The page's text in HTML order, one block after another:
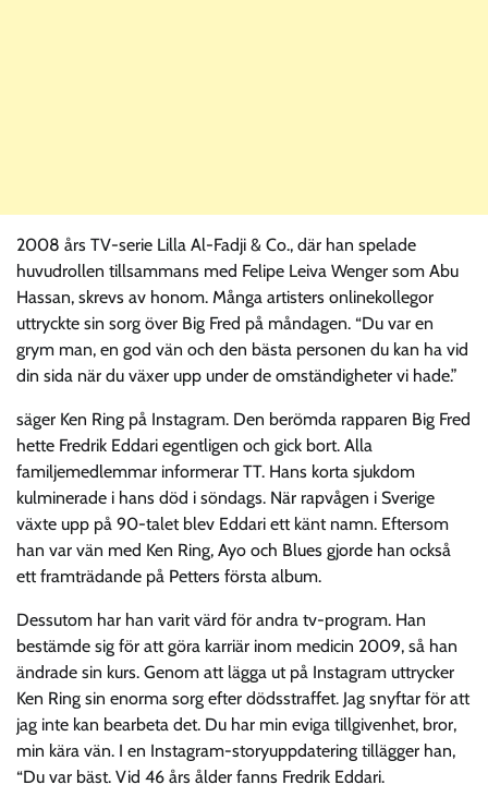
2008 års TV-serie Lilla Al-Fadji & Co., där han spelade
huvudrollen tillsammans med Felipe Leiva Wenger som Abu
Hassan, skrevs av honom. Många artisters onlinekollegor
uttryckte sin sorg över Big Fred på måndagen. “Du var en
grym man, en god vän och den bästa personen du kan ha vid
din sida när du växer upp under de omständigheter vi hade.”
säger Ken Ring på Instagram. Den berömda rapparen Big Fred
hette Fredrik Eddari egentligen och gick bort. Alla
familjemedlemmar informerar TT. Hans korta sjukdom
kulminerade i hans död i söndags. När rapvågen i Sverige
växte upp på 90-talet blev Eddari ett känt namn. Eftersom
han var vän med Ken Ring, Ayo och Blues gjorde han också
ett framträdande på Petters första album.
Dessutom har han varit värd för andra tv-program. Han
bestämde sig för att göra karriär inom medicin 2009, så han
ändrade sin kurs. Genom att lägga ut på Instagram uttrycker
Ken Ring sin enorma sorg efter dödsstraffet. Jag snyftar för att
jag inte kan bearbeta det. Du har min eviga tillgivenhet, bror,
min kära vän. I en Instagram-storyuppdatering tillägger han,
“Du var bäst. Vid 46 års ålder fanns Fredrik Eddari.